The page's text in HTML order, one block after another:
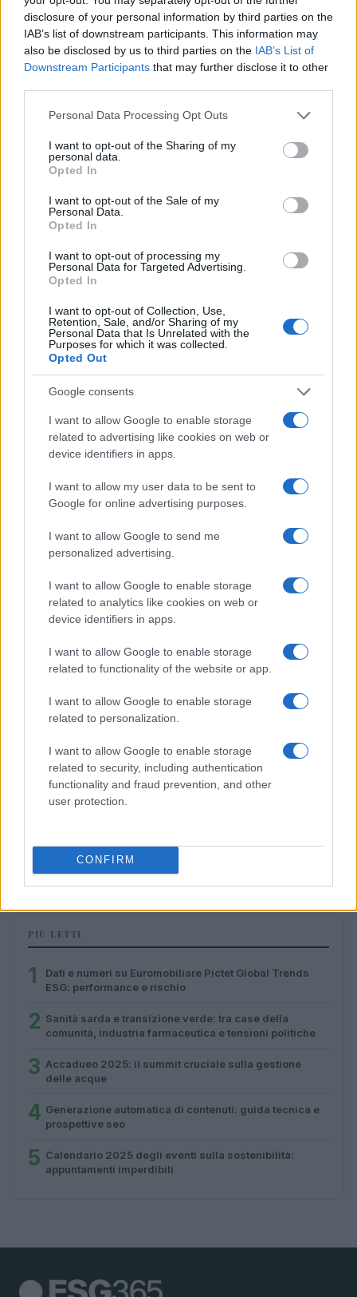
disclosure of your personal information by third parties on the
IAB’s list of downstream participants. This information may
also be disclosed by us to third parties on the IAB’s List of
Downstream Participants that may further disclose it to other
Please note that this website/app uses one or more Google
not limited to your visit or usage behaviour. You may click to
grant or deny consent to Google and its third-party tags to
use your data for below specified purposes in below Google
consent section.
Personal Data Processing Opt Outs
I want to opt-out of the Sharing of my
personal data.
Opted In
I want to opt-out of the Sale of my
Personal Data.
Opted In
I want to opt-out of processing my
Personal Data for Targeted Advertising.
Opted In
I want to opt-out of Collection, Use,
Retention, Sale, and/or Sharing of my
Personal Data that Is Unrelated with the
Purposes for which it was collected.
Opted Out
Google consents
I want to allow Google to enable storage
related to advertising like cookies on web or
device identifiers in apps.
I want to allow my user data to be sent to
Google for online advertising purposes.
I want to allow Google to send me
personalized advertising.
I want to allow Google to enable storage
related to analytics like cookies on web or
device identifiers in apps.
I want to allow Google to enable storage
related to functionality of the website or app.
I want to allow Google to enable storage
related to personalization.
I want to allow Google to enable storage
related to security, including authentication
functionality and fraud prevention, and other
user protection.
CONFIRM
Continua a leggere
ESG NEWS
Sanità sarda e transizione verde: tra case della
comunità, industria farmaceutica e tensioni politiche
Ilaria Galli · 15 Giu 2026
Dati e numeri su Euromobiliare Pictet Global Trends
ESG: performance e rischio
Andrea Innocenti · 26 Mar 2026
appuntamenti imperdibili
Roberta Bonaventura · 27 Feb 2026
PIÙ LETTI
1
Dati e numeri su Euromobiliare Pictet Global Trends
ESG: performance e rischio
2 Sanità sarda e transizione verde: tra case della
comunità, industria farmaceutica e tensioni politiche
3 Accadueo 2025: il summit cruciale sulla gestione
delle acque
4 Generazione automatica di contenuti: guida tecnica e
prospettive seo
5 Calendario 2025 degli eventi sulla sostenibilità:
appuntamenti imperdibili